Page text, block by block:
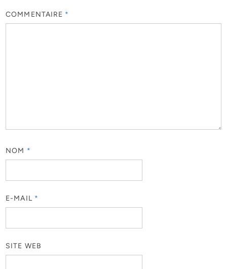
COMMENTAIRE *
NOM *
E-MAIL *
SITE WEB